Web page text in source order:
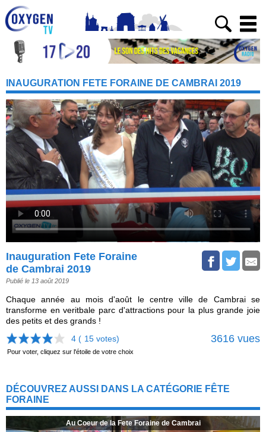
INAUGURATION FETE FORAINE DE CAMBRAI 2019
Inauguration Fete Foraine
de Cambrai 2019
Publié le 13 août 2019
Chaque année au mois d'août le centre ville de Cambrai se
transforme en veritbale parc d'attractions pour la plus grande joie
des petits et des grands !
4 ( 15 votes) 3616 vues
Pour voter, cliquez sur l'étoile de votre choix
DÉCOUVREZ AUSSI DANS LA CATÉGORIE FÊTE
FORAINE
Au Coeur de la Fete Foraine de Cambrai